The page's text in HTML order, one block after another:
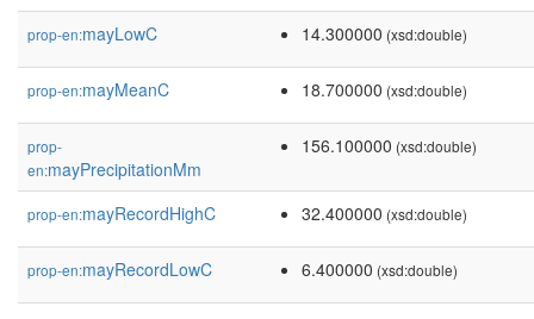
prop-en:mayLowC 14.300000 (xsd:double)
prop-en:mayMeanC 18.700000 (xsd:double)
prop-
en:mayPrecipitationMm
156.100000 (xsd:double)
prop-en:mayRecordHighC 32.400000 (xsd:double)
prop-en:mayRecordLowC 6.400000 (xsd:double)